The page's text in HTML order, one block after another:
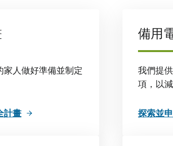
家人做好準備並制定
計畫
備用
我們提
項，以
探索並